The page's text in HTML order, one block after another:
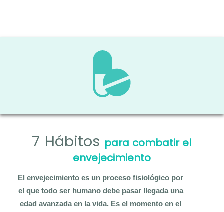
a
b
7 Hábitos para combatir el
envejecimiento
El envejecimiento es un proceso fisiológico por
el que todo ser humano debe pasar llegada una
edad avanzada en la vida. Es el momento en el